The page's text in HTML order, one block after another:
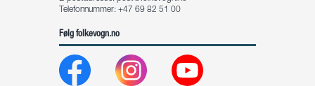
Telefonnummer: +47 69 82 51 00
Følg folkevogn.no